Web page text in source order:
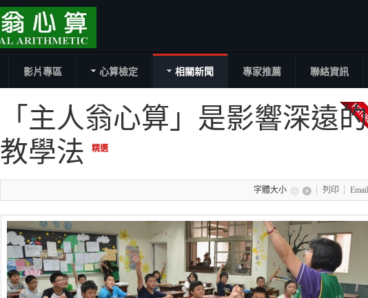
影片專區 心算檢定 相關新聞 專家推薦 聯絡資訊
「主人翁心算」是影響深遠的
教學法
精選
字體大小 列印 Email